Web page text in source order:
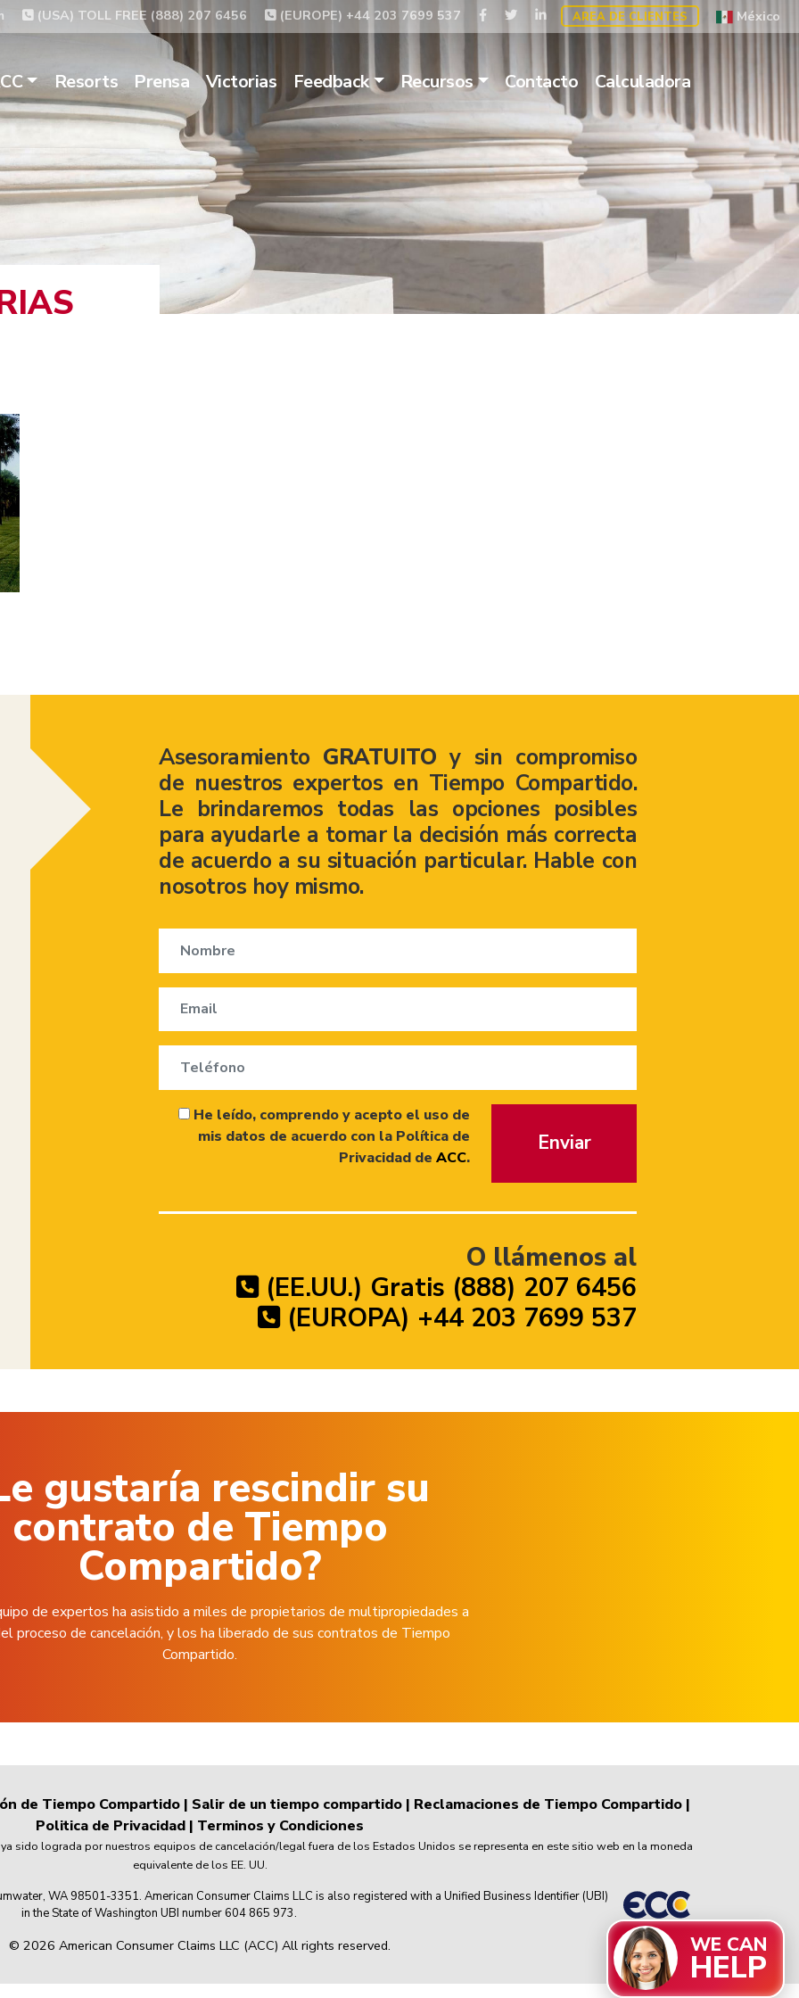
(USA) TOLL FREE (888) 207 6456 (EUROPE) +44 203 7699 537 AREA DE CLIENTES México
Resorts Prensa Victorias Feedback Recursos Contacto Calculadora
Asesoramiento GRATUITO y sin compromiso
de nuestros expertos en Tiempo Compartido.
Le brindaremos todas las opciones posibles
para ayudarle a tomar la decisión más correcta
de acuerdo a su situación particular. Hable con
nosotros hoy mismo.
He leído, comprendo y acepto el uso de
mis datos de acuerdo con la Política de
Privacidad deACC.
Enviar
O llámenos al
(EE.UU.) Gratis (888) 207 6456
(EUROPA) +44 203 7699 537
gustaría rescindir su
contrato de Tiempo
Compartido?
de expertos ha asistido a miles de propietarios de multipropiedades a
proceso de cancelación, y los ha liberado de sus contratos de Tiempo
Compartido.
de Tiempo Compartido| Salir de un tiempo compartido| Reclamaciones de Tiempo Compartido|
Politica de Privacidad | Terminos y Condiciones
sido lograda por nuestros equipos de cancelación/legal fuera de los Estados Unidos se representa en este sitio web en la moneda
equivalente de los EE. UU.
WA 98501-3351. American Consumer Claims LLC is also registered with a Unified Business Identifier (UBI)
in the State of Washington UBI number 604 865 973.
© 2026 American Consumer Claims LLC (ACC) All rights reserved. WE CAN
HELP